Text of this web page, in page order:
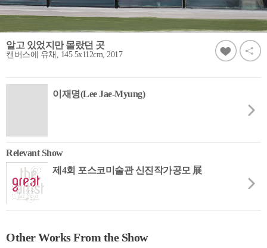
알고 있었지만 몰랐던 곳
캔버스에 유채, 145.5x112cm, 2017
이재명(Lee Jae-Myung)
Relevant Show
제4회 포스코미술관 신진작가공모 展
Other Works From the Show